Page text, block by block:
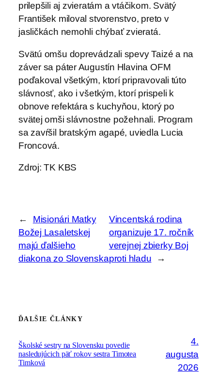
prilepšili aj zvieratám a vtáčikom. Svätý
František miloval stvorenstvo, preto v
jasličkách nemohli chýbať zvieratá.
Svätú omšu doprevádzali spevy Taizé a na
záver sa páter Augustín Hlavina OFM
poďakoval všetkým, ktorí pripravovali túto
slávnosť, ako i všetkým, ktorí prispeli k
obnove refektára s kuchyňou, ktorý po
svätej omši slávnostne požehnali. Program
sa zavŕšil bratským agapé, uviedla Lucia
Froncová.
Zdroj: TK KBS
←
Misionári Matky
Božej Lasaletskej
majú ďalšieho
diakona zo Slovenska
Vincentská rodina
organizuje 17. ročník
verejnej zbierky Boj
proti hladu
→
ĎALŠIE ČLÁNKY
Školské sestry na Slovensku povedie
nasledujúcich päť rokov sestra Timotea
Timková
4.
augusta
2026